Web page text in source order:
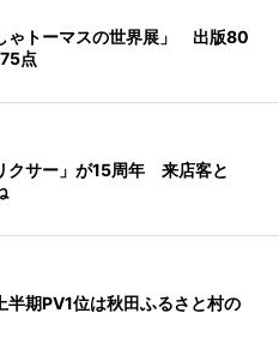
ゃトーマスの世界展」 出版80
点
クサー」が15周年 来店客と
半期PV1位は秋田ふるさと村の